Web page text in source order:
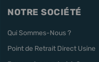
NOTRE SOCIÉTÉ
Qui Sommes-Nous ?
Point de Retrait Direct Usine